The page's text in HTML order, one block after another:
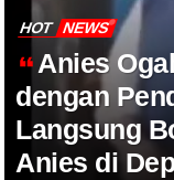
HOT NEWS
Anies
dengan
Langsung
Anies di